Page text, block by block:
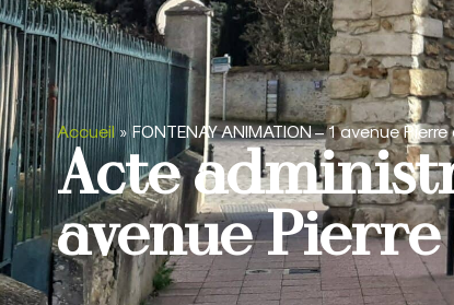
Accueil»FONTENAY ANIMATION – 1 avenue
Acte
avenue